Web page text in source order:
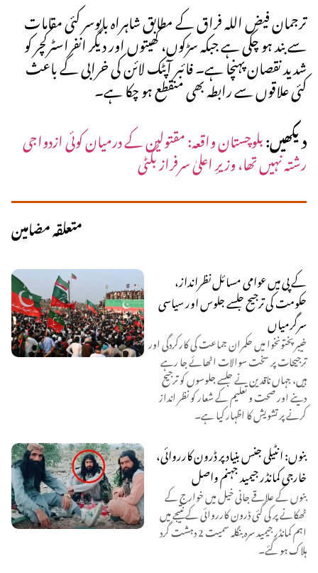
ترجمان فیض اللہ فراق کے مطابق شاہراہ بابوسر کئی مقامات
سے بند ہو چکی ہے جبکہ سڑکوں، کھیتوں اور دیگر انفراسٹرکچر کو
شدید نقصان پہنچا ہے۔ فائبر آپٹک لائن کی خرابی کے باعث
کئی علاقوں سے رابطہ بھی منقطع ہو چکا ہے۔
دیکھیں:بلوچستان واقعہ: مقتولین کے درمیان کوئی ازدواجی
رشتہ نہیں تھا، وزیرِ اعلیٰ سرفراز بگٹی
متعلقہ مضامین
کے پی میں عوامی مسائل نظرانداز،
حکومت کی ترجیح جلسے جلوس اور سیاسی
سرگرمیاں
خیبر پختونخوا میں حکمران جماعت کی کارکردگی اور
ترجیحات پر سخت سوالات اٹھائے جا رہے
ہیں، جہاں ناقدین نے جلسے جلوسوں کو ترجیح
دینے اور صحت و تعلیم کے شعار کو نظر انداز
کرنے پر تشویش کا اظہار کیا ہے۔
بنوں: انٹیلی جنس بنیاد پر ڈرون کارروائی،
خارجی کمانڈر جیمید جہنم واصل
بنوں کے علاقے جانی خیل میں خوارج کے
ٹھکانے پر کی گئی ڈرون کارروائی کے نتیجے میں
اہم کمانڈر جیمید سرہ بنگلہ سمیت 2 دہشت گرد
ہلاک ہو گئے۔